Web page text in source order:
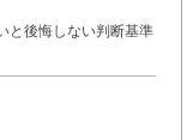
と後悔しない判断基準